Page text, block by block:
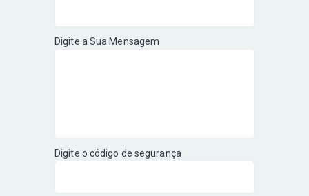
Digite a Sua Mensagem
Digite o código de segurança